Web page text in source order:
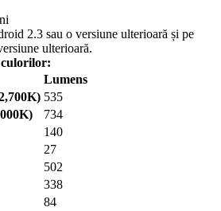
2.3 sau o versiune ulterioară și pe
ulterioară.
Lumens
535
734
140
27
502
338
84